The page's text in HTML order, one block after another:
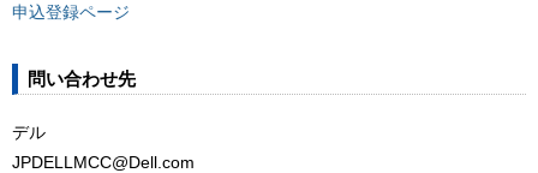
申込登録ページ
問い合わせ先
デル
JPDELLMCC@Dell.com